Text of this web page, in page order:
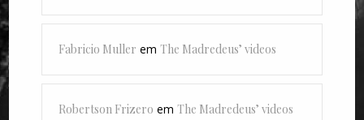
Fabricio Muller emThe Madredeus’ videos
Robertson Frizero emThe Madredeus’ videos